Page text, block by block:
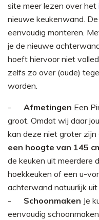
site meer lezen over het
nieuwe keukenwand.
eenvoudig monteren.
je de nieuwe
hoeft hiervoor niet
zelfs zo over (oude)
worden.
Afmetingen Een
groot. Omdat wij daar
kan deze niet groter zijn
een hoogte van 145
de keuken uit meerdere
hoekkeuken of een u-
achterwand natuurlijk
Schoonmaken Je
eenvoudig